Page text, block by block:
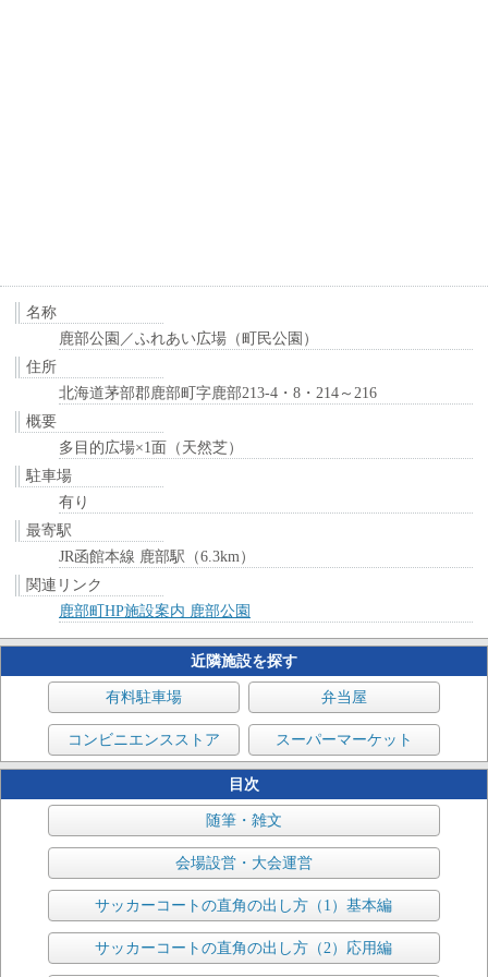
名称
鹿部公園／ふれあい広場（町民公園）
住所
北海道茅部郡鹿部町字鹿部213-4・8・214～216
概要
多目的広場×1面（天然芝）
駐車場
有り
最寄駅
JR函館本線 鹿部駅（6.3km）
関連リンク
鹿部町HP施設案内 鹿部公園
近隣施設を探す
有料駐車場 弁当屋
コンビニエンスストア スーパーマーケット
目次
随筆・雑文
会場設営・大会運営
サッカーコートの直角の出し方（1）基本編
サッカーコートの直角の出し方（2）応用編